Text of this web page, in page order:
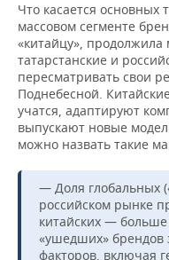
Что касается
массовом сегменте
«китайцу»,
татарстанские и
пересматривать свои
Поднебесной.
учатся, адаптируют
выпускают новые
можно назвать такие
— Доля глобальных
российском рынке
китайских — больше
«ушедших» брендов
факторов, включая